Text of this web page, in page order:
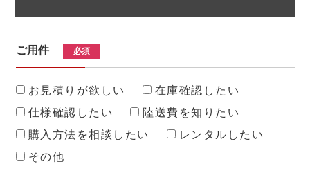
ご用件 必須
お見積りが欲しい
在庫確認したい
仕様確認したい
陸送費を知りたい
購入方法を相談したい
レンタルしたい
その他